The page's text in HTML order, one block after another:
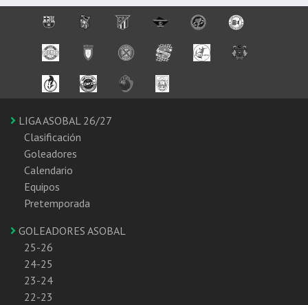
LIGA ASOBAL 26/27
Clasificación
Goleadores
Calendario
Equipos
Pretemporada
GOLEADORES ASOBAL
25-26
24-25
23-24
22-23